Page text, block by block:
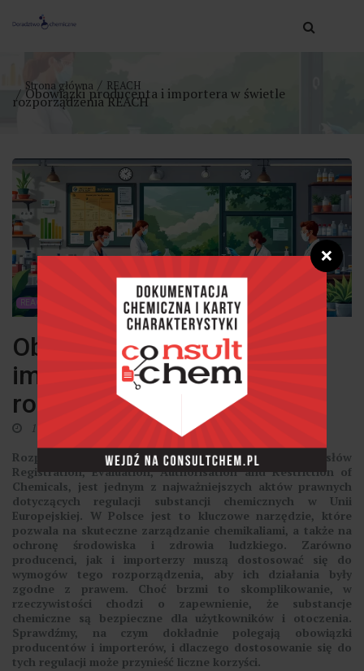
Strona główna REACH
Obowiązki producenta i importera w świetle
rozporządzenia REACH
REACH
Obowiązki producenta i
importera w świetle
rozporządzenia REACH
17 lipca 2025
Rozporządzenie REACH, skrót od angielskich słów
Registration, Evaluation, Authorisation and Restriction of
Chemicals, jest jednym z najważniejszych aktów prawnych
dotyczących regulacji substancji chemicznych w Unii
Europejskiej. W Polsce jest to kluczowe narzędzie, które
pozwala na skuteczne zarządzanie chemikaliami, a także na
ochronę środowiska i zdrowia ludzkiego. Zarówno
producenci, jak i importerzy muszą dostosować się do
wymogów tego rozporządzenia, aby ich działania były
zgodne z prawem. Choć brzmi to skomplikowanie, w
rzeczywistości chodzi o zapewnienie, że substancje
chemiczne są bezpieczne dla użytkowników i otoczenia.
Sprawdźmy, na czym dokładnie polegają obowiązki
producentów i importerów, i dlaczego dostosowanie się do
tych regulacji może przynieść liczne korzyści.
❌